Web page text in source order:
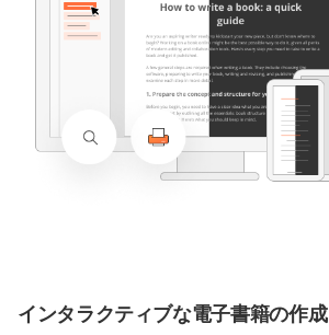
インタラクティブな電子書籍の作成